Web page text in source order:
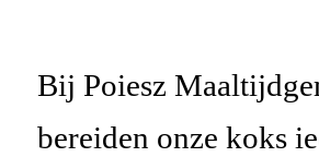
Bij Poiesz
bereiden onze koks